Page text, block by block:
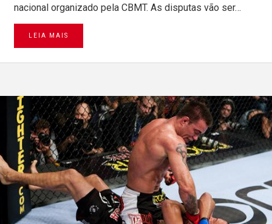
nacional organizado pela CBMT. As disputas vão ser…
LEIA MAIS